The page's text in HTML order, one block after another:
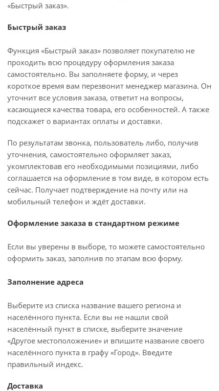
«Быстрый заказ».
Быстрый заказ
Функция «Быстрый заказ» позволяет покупателю не
проходить всю процедуру оформления заказа
самостоятельно. Вы заполняете форму, и через
короткое время вам перезвонит менеджер магазина. Он
уточнит все условия заказа, ответит на вопросы,
касающиеся качества товара, его особенностей. А также
подскажет о вариантах оплаты и доставки.
По результатам звонка, пользователь либо, получив
уточнения, самостоятельно оформляет заказ,
укомплектовав его необходимыми позициями, либо
соглашается на оформление в том виде, в котором есть
сейчас. Получает подтверждение на почту или на
мобильный телефон и ждёт доставки.
Оформление заказа в стандартном режиме
Если вы уверены в выборе, то можете самостоятельно
оформить заказ, заполнив по этапам всю форму.
Заполнение адреса
Выберите из списка название вашего региона и
населённого пункта. Если вы не нашли свой
населённый пункт в списке, выберите значение
«Другое местоположение» и впишите название своего
населённого пункта в графу «Город». Введите
правильный индекс.
Доставка